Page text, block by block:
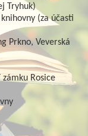
Tryhuk)
(za účasti
Prkno, Veverská
Rosice